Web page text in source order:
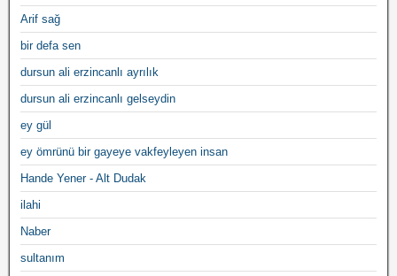
Arif sağ
bir defa sen
dursun ali erzincanlı ayrılık
dursun ali erzincanlı gelseydin
ey gül
ey ömrünü bir gayeye vakfeyleyen insan
Hande Yener - Alt Dudak
ilahi
Naber
sultanım